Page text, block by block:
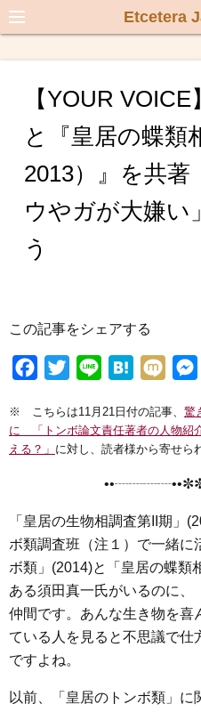
Etcetera
【YOUR
と『皇居の蝶類
2013）』を共
ウやガが大嫌い
う
この記事をシェアする
c
e
o
k
i
t
r
n
e
H
t
e
M
x
i
s
r
※ こちらは11月21日付の記事、 驚
に 「トンボ論文責任著者の人物紹
える？」 に対し、読者様から寄せら
「皇居の生物相調査第II期」
ボ類調査班（注１）で一緒に
ボ類」(2014)と「皇居の蝶類
ある須田真一氏がいるのに
仲間です。あんな生き物を喜
ている人を見ると不思議で仕
ですよね。
以前、「皇居のトンボ類」